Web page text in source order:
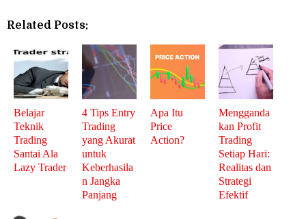
Related Posts:
Belajar
Teknik
Trading
Santai Ala
Lazy Trader
4 Tips Entry
Trading
yang Akurat
untuk
Keberhasila
n Jangka
Panjang
Apa Itu
Price
Action?
Mengganda
kan Profit
Trading
Setiap Hari:
Realitas dan
Strategi
Efektif